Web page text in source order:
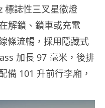
標誌性三叉星徽燈
解鎖、鎖車或充電
條流暢，採用隱藏式
加長 97 毫米，後排
備 101 升前行李廂，